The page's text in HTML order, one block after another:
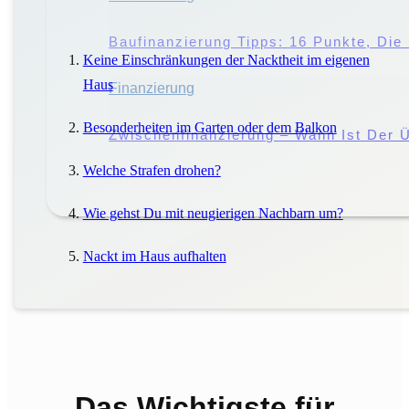
Störung Des Hausfriedens: Droht
Miete|Mieter
Miete Vs. Pacht: Worin Liegen Die
Baufinanzierung Tipps: 16 Punkte,
Finanzierung
Zwischenfinanzierung – Wann Ist Der
Keine Einschränkungen der Nacktheit im eigenen
Haus
Besonderheiten im Garten oder dem Balkon
Welche Strafen drohen?
Wie gehst Du mit neugierigen Nachbarn um?
Nackt im Haus aufhalten